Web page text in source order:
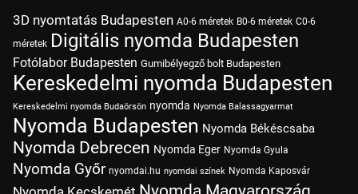
3D nyomtatás Budapesten A0-6 méretek B0-6 méretek C0-6
méretek Digitális nyomda Budapesten
Fotólabor Budapesten Gumibélyegző bolt Budapesten
Kereskedelmi nyomda Budapesten
Kereskedelmi nyomda Budaörsön nyomda Nyomda Balassagyarmat
Nyomda Budapesten Nyomda Békéscsaba
Nyomda Debrecen Nyomda Eger Nyomda Gyula
Nyomda Győr nyomdai.hu nyomdai színek Nyomda Kaposvár